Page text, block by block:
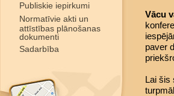
Publiskie iepirkumi
Normatīvie akti un
attīstības plānošanas
dokumenti
Sadarbība
Vācu
paver
Lai šis